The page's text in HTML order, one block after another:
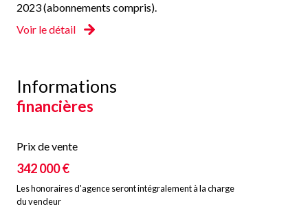
contactez-nous dès maintenant.
Les informations sur les risques auxquels ce bien est
exposé sont disponibles sur le site Géorisques :
2023 (abonnements compris).
Voir le détail
Informations
financières
Prix de vente
342 000 €
Les honoraires d'agence seront intégralement à la charge
du vendeur